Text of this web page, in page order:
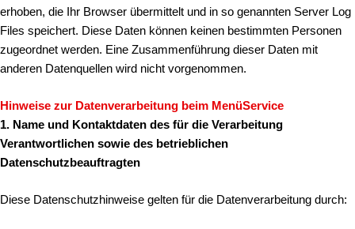
erhoben, die Ihr Browser übermittelt und in so genannten Server Log
Files speichert. Diese Daten können keinen bestimmten Personen
zugeordnet werden. Eine Zusammenführung dieser Daten mit
anderen Datenquellen wird nicht vorgenommen.
Hinweise zur Datenverarbeitung beim MenüService
1. Name und Kontaktdaten des für die Verarbeitung
Verantwortlichen sowie des betrieblichen
Datenschutzbeauftragten
Diese Datenschutzhinweise gelten für die Datenverarbeitung durch: